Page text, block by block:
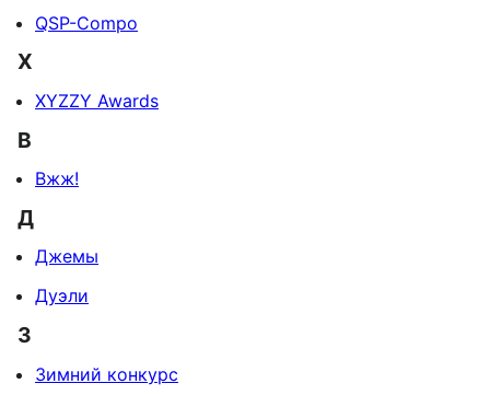
QSP-Compo
X
XYZZY Awards
В
Вжж!
Д
Джемы
Дуэли
З
Зимний конкурс